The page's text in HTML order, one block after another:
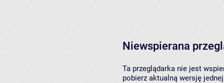
Niewspierana
Ta przeglądarka nie jest
pobierz aktualną wersję